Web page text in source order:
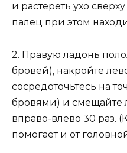
и растереть ухо
палец при этом
2. Правую ладонь
бровей), накройте
сосредоточьтесь на
бровями) и смещайте
вправо-влево 30 раз.
помогает и от